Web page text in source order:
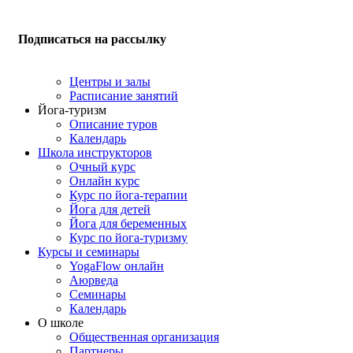
Подписаться на рассылку
Центры и залы
Расписание занятий
Йога-туризм
Описание туров
Календарь
Школа инструкторов
Очный курс
Онлайн курс
Курс по йога-терапии
Йога для детей
Йога для беременных
Курс по йога-туризму
Курсы и семинары
YogaFlow онлайн
Аюрведа
Семинары
Календарь
О школе
Общественная организация